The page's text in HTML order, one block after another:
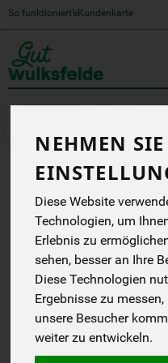
NEHMEN
Diese Website
Technologien, um
Erlebnis zu
sehen, besser an Ihre
Diese Technologien
Ergebnisse zu
unsere Besucher
weiter zu entwickeln.
So funktioniert’s Kundenkarte
LEMONIES